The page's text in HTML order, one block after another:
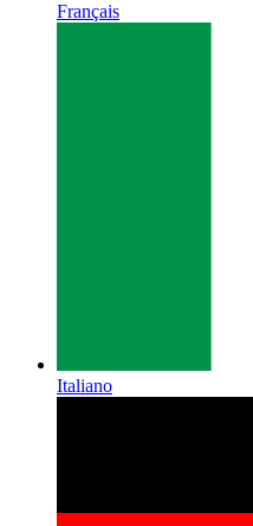
Français
Italiano